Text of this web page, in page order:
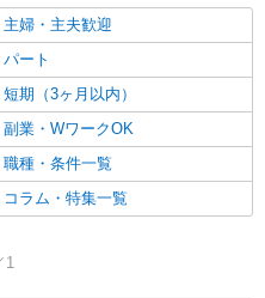
主婦・主夫歓迎
パート
短期（3ヶ月以内）
副業・WワークOK
職種・条件一覧
コラム・特集一覧
1